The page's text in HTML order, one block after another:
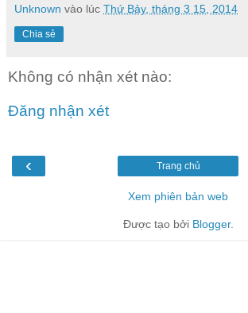
Unknown vào lúc Thứ Bảy, tháng 3 15, 2014
Chia sẻ
Không có nhận xét nào:
Đăng nhận xét
‹ Trang chủ
Xem phiên bản web
Được tạo bởi Blogger.